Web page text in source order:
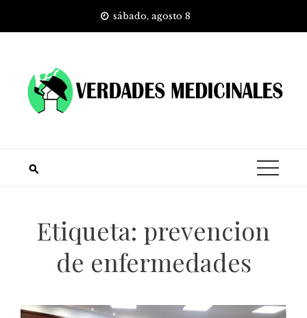
sábado, agosto 8
Etiqueta: prevencion
de enfermedades